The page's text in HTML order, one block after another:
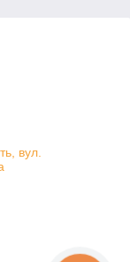
вул.